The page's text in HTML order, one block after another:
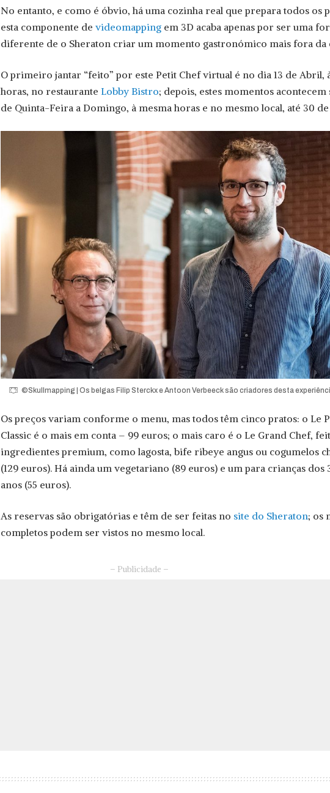
No entanto, e como é óbvio, há uma cozinha real que prepara todos os
esta componente de videomapping em 3D acaba apenas por ser uma
diferente de o Sheraton criar um momento gastronómico mais fora da
O primeiro jantar “feito” por este Petit Chef virtual é no dia 13 de Abril,
horas, no restaurante Lobby Bistro; depois, estes momentos acontecem
de Quinta-Feira a Domingo, à mesma horas e no mesmo local, até 30 de
©Skullmapping | Os belgas Filip Sterckx e Antoon Verbeeck são criadores desta
Os preços variam conforme o menu, mas todos têm cinco pratos: o Le
Classic é o mais em conta – 99 euros; o mais caro é o Le Grand Chef,
ingredientes premium, como lagosta, bife ribeye angus ou cogumelos
(129 euros). Há ainda um vegetariano (89 euros) e um para crianças dos
anos (55 euros).
As reservas são obrigatórias e têm de ser feitas no site do Sheraton; os
completos podem ser vistos no mesmo local.
– Publicidade –